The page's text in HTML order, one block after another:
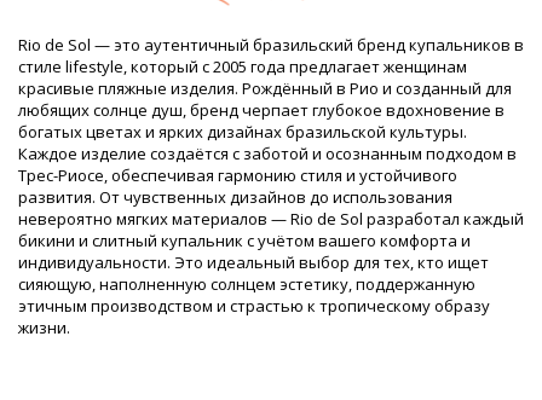
Состав: 94,2% Polyamide, 5,8% Elastane
Подкладка: 84% Biodegradable Nylon (AMNI SOUL ECO), 16%
Spandex (LYCRA) - OEKO-TEX - Chlorine Resistant
UV Protection: UPF 50+
Информация о товаре
Отдел: ЖЕНЩИНЫ, Верх
Упаковка включает: 1 x Верх (Другие аксессуары не
включены)
HS CODE: 6112.41.0010
SKU: 1981126851
EAN: XS (7899810445476), S (7899810445483), M (7899810445490),
L (7899810445506), XL (7899810445513)
Вес: 55g / 0.12lb / 1.94oz
Ретушированные фотографии
Rio de Sol — это аутентичный бразильский бренд купальников в
стиле lifestyle, который с 2005 года предлагает женщинам
красивые пляжные изделия. Рождённый в Рио и созданный для
любящих солнце душ, бренд черпает глубокое вдохновение в
богатых цветах и ярких дизайнах бразильской культуры.
Каждое изделие создаётся с заботой и осознанным подходом в
Трес-Риосе, обеспечивая гармонию стиля и устойчивого
развития. От чувственных дизайнов до использования
невероятно мягких материалов — Rio de Sol разработал каждый
бикини и слитный купальник с учётом вашего комфорта и
индивидуальности. Это идеальный выбор для тех, кто ищет
сияющую, наполненную солнцем эстетику, поддержанную
этичным производством и страстью к тропическому образу
жизни.